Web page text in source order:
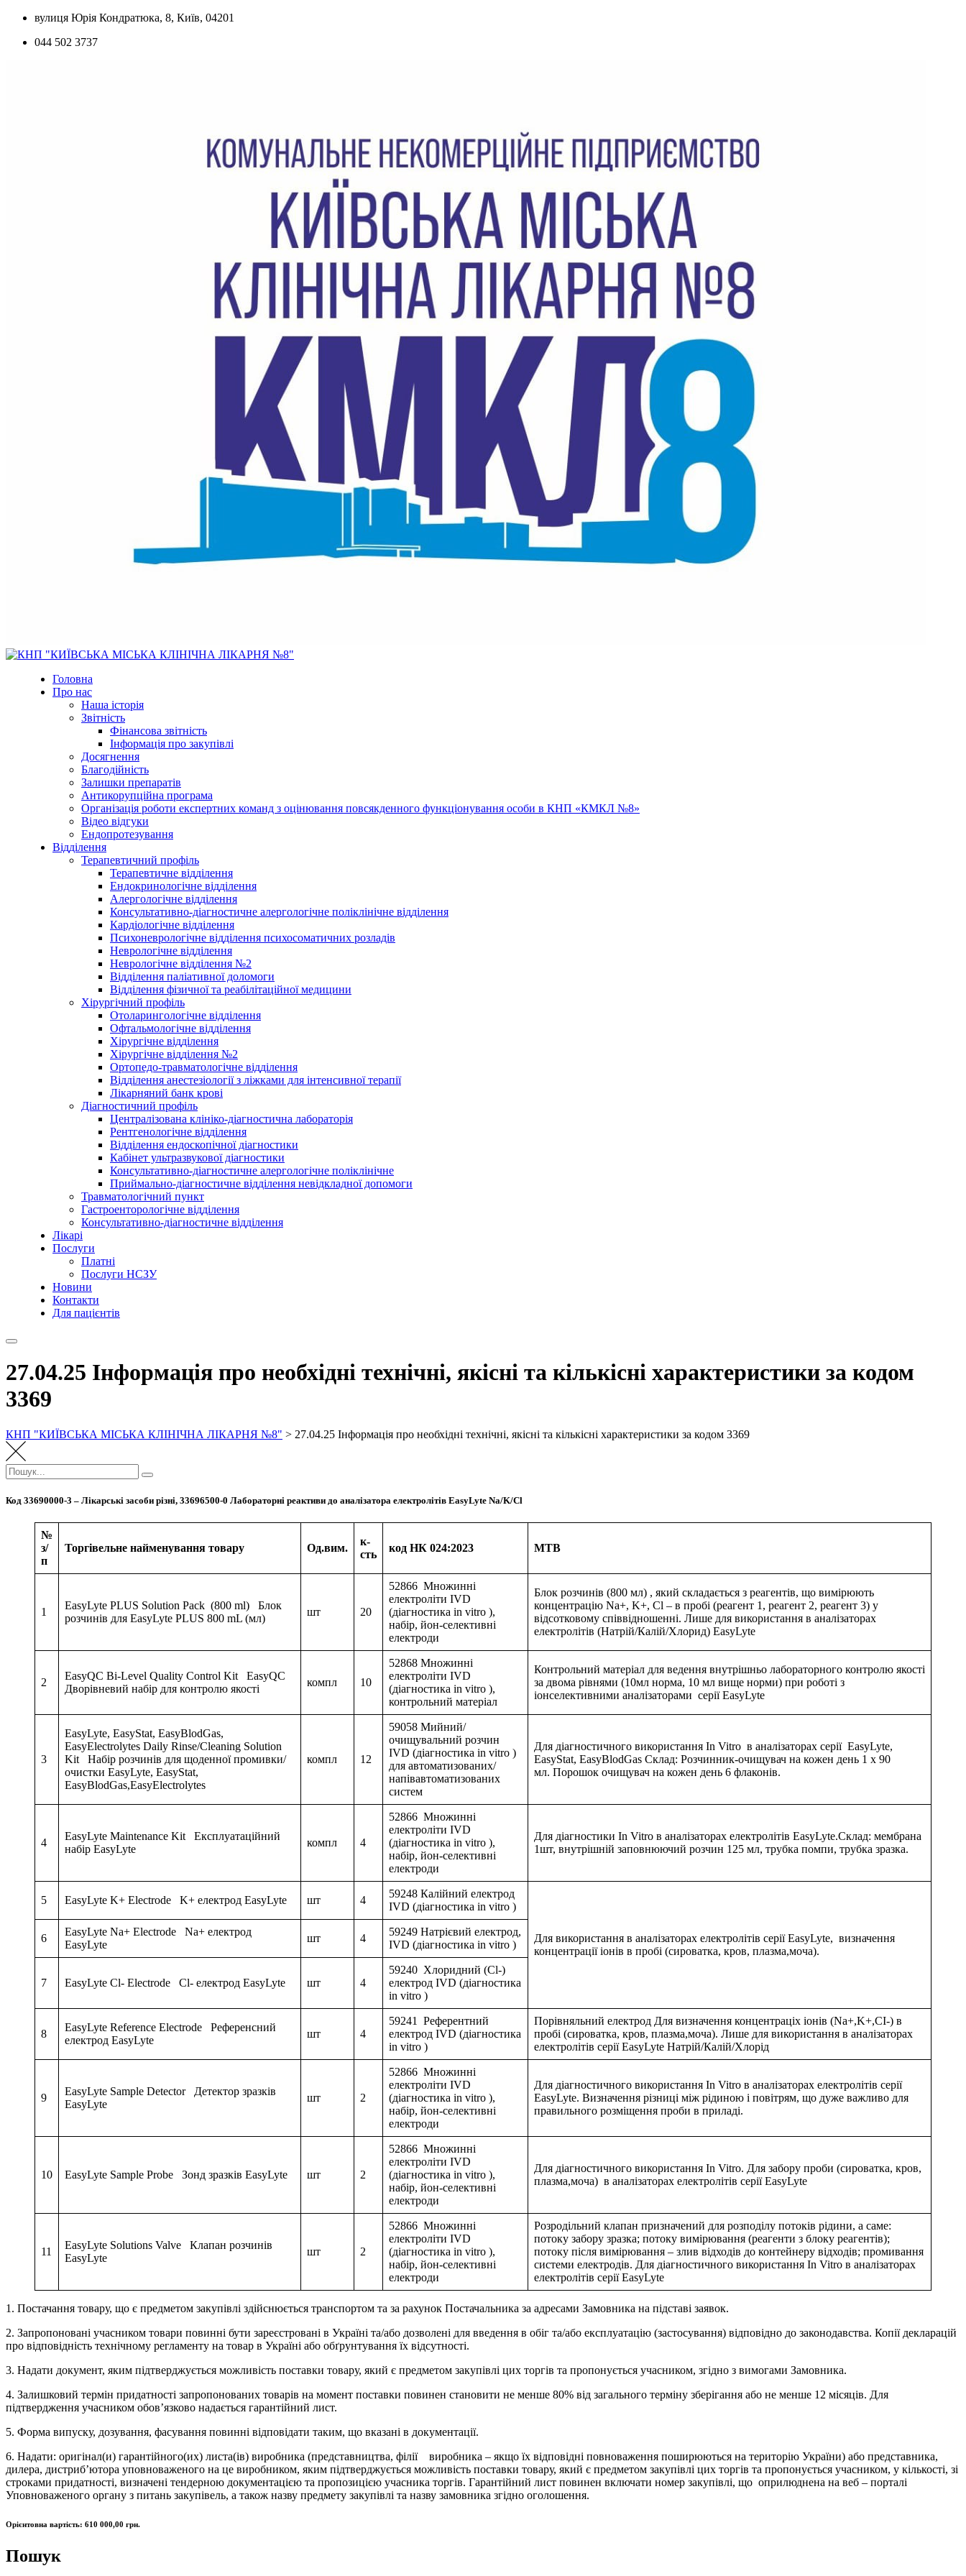
Skip
content
вулиця Юрія Кондратюка, 8, Київ, 04201
044 502 3737
Головна
Про нас
Наша історія
Звітність
Фінансова звітність
Інформація про закупівлі
Досягнення
Благодійність
Залишки препаратів
Антикорупційна програма
Організація роботи експертних команд з оцінювання повсякденного функціонування особи в КНП «КМКЛ №8»
Відео відгуки
Ендопротезування
Відділення
Терапевтичний профіль
Терапевтичне відділення
Ендокринологічне відділення
Алергологічне відділення
Консультативно-діагностичне алергологічне поліклінічне відділення
Кардіологічне відділення
Психоневрологічне відділення психосоматичних розладів
Неврологічне відділення
Неврологічне відділення №2
Відділення паліативної доломоги
Відділення фізичної та реабілітаційної медицини
Хірургічний профіль
Отоларингологічне відділення
Офтальмологічне відділення
Хірургічне відділення
Хірургічне відділення №2
Ортопедо-травматологічне відділення
Відділення анестезіології з ліжками для інтенсивної терапії
Лікарняний банк крові
Діагностичний профіль
Централізована клініко-діагностична лабораторія
Рентгенологічне відділення
Відділення ендоскопічної діагностики
Кабінет ультразвукової діагностики
Консультативно-діагностичне алергологічне поліклінічне
Приймально-діагностичне відділення невідкладної допомоги
Травматологічний пункт
Гастроенторологічне відділення
Консультативно-діагностичне відділення
Лікарі
Послуги
Платні
Послуги НСЗУ
Новини
Контакти
Для пацієнтів
27.04.25 Інформація про необхідні технічні, якісні та кількісні характеристики за кодом
3369
КНП "КИЇВСЬКА МІСЬКА КЛІНІЧНА ЛІКАРНЯ №8" > 27.04.25 Інформація про необхідні технічні, якісні та кількісні характеристики за кодом 3369
Пошук:
Пошук
Код 33690000-3 – Лікарські засоби різні, 33696500-0 Лабораторні реактиви до аналізатора електролітів EasyLyte Na/K/Cl
№
з/
п
Торгівельне найменування товару Од.вим.
к-
сть
код НК 024:2023 МТВ
1
EasyLyte PLUS Solution Pack (800 ml) Блок
розчинів для EasyLyte PLUS 800 mL (мл)
шт 20
52866 Множинні
електроліти IVD
(діагностика in vitro ),
набір, йон-селективні
електроди
Блок розчинів (800 мл) , який складається з реагентів, що вимірюють
концентрацію Nа+, K+, Cl – в пробі (реагент 1, реагент 2, реагент 3) у
відсотковому співвідношенні. Лише для використання в аналізаторах
електролітів (Натрій/Калій/Хлорид) EasyLyte
2
EasyQC Bi-Level Quality Control Kit EasyQC
Дворівневий нaбіp для контролю якості
компл 10
52868 Множинні
електроліти IVD
(діагностика in vitro ),
контрольний матеріал
Контрольний матеріал для ведення внутрішньо лабораторного контролю якості
за двома рівнями (10мл норма, 10 мл вище норми) при роботі з
іонселективними аналізаторами серії EasyLyte
3
EasyLyte, EasyStat, EasyBlodGas,
EasyElectrolytes Daily Rinse/Cleaning Solution
Kit Набір розчинів для щоденної промивки/
очистки EasyLyte, EasyStat,
EasyBlodGas,EasyElectrolytes
компл 12
59058 Мийний/
очищувальний розчин
IVD (діагностика in vitro )
для автоматизованих/
напівавтоматизованих
систем
Для діагностичного використання In Vitro в аналізаторах серії EasyLyte,
EasyStat, EasyBlodGas Склад: Розчинник-очищувач на кожен день 1 х 90
мл. Порошок очищувач на кожен день 6 флаконів.
4
EasyLyte Maintenance Kit Експлуатаційний
набір EasyLyte
компл 4
52866 Множинні
електроліти IVD
(діагностика in vitro ),
набір, йон-селективні
електроди
Для діагностики In Vitro в аналізаторах електролітів EasyLyte.Склад: мембрана
1шт, внутрішній заповнюючий розчин 125 мл, трубка помпи, трубка зразка.
5 EasyLyte K+ Electrode K+ електрод EasyLyte шт 4
59248 Калійний електрод
IVD (діагностика in vitro )
Для використання в аналізаторах електролітів серії EasyLyte, визначення
концентрації іонів в пробі (сироватка, кров, плазма,моча).
6
EasyLyte Na+ Electrode Na+ електрод
EasyLyte
шт 4
59249 Натрієвий електрод,
IVD (діагностика in vitro )
7 EasyLyte Cl- Electrode Cl- електрод EasyLyte шт 4
59240 Хлоридний (Cl-)
електрод IVD (діагностика
in vitro )
8
EasyLyte Reference Electrode Референсний
електрод EasyLyte
шт 4
59241 Референтний
електрод IVD (діагностика
in vitro )
Порівняльний електрод Для визначення концентраціх іонів (Na+,K+,CІ-) в
пробі (сироватка, кров, плазма,моча). Лише для використання в аналізаторах
електролітів серії EasyLyte Натрій/Калій/Хлорід
9
EasyLyte Sample Detector Детектор зразків
EasyLyte
шт 2
52866 Множинні
електроліти IVD
(діагностика in vitro ),
набір, йон-селективні
електроди
Для діагностичного використання In Vitro в аналізаторах електролітів серії
EasyLyte. Визначення рiзниці мiж рiдиною i повiтрям, що дуже важливо для
правильного розмiщення проби в приладі.
10 EasyLyte Sample Probe Зонд зразків EasyLyte шт 2
52866 Множинні
електроліти IVD
(діагностика in vitro ),
набір, йон-селективні
електроди
Для діагностичного використання In Vitro. Для забору проби (сироватка, кров,
плазма,моча) в аналізаторах електролітів серії EasyLyte
11
EasyLyte Solutions Valve Клапан розчинів
EasyLyte
шт 2
52866 Множинні
електроліти IVD
(діагностика in vitro ),
набір, йон-селективні
електроди
Розродільний клапан призначений для розподілу потоків рідини, а саме:
потоку забору зразка; потоку вимірювання (реагенти з блоку реагентів);
потоку після вимірювання – злив відходів до контейнеру відходів; промивання
системи електродів. Для діагностичного використання In Vitro в аналізаторах
електролітів серії EasyLyte
1. Постачання товару, що є предметом закупівлі здійснюється транспортом та за рахунок Постачальника за адресами Замовника на підставі заявок.
2. Запропоновані учасником товари повинні бути зареєстровані в Україні та/або дозволені для введення в обіг та/або експлуатацію (застосування) відповідно до законодавства. Копії декларацій
про відповідність технічному регламенту на товар в Україні або обґрунтування їх відсутності.
3. Надати документ, яким підтверджується можливість поставки товару, який є предметом закупівлі цих торгів та пропонується учасником, згідно з вимогами Замовника.
4. Залишковий термін придатності запропонованих товарів на момент поставки повинен становити не менше 80% від загального терміну зберігання або не менше 12 місяців. Для
підтвердження учасником обов’язково надається гарантійний лист.
5. Форма випуску, дозування, фасування повинні відповідати таким, що вказані в документації.
6. Надати: оригінал(и) гарантійного(их) листа(ів) виробника (представництва, філії виробника – якщо їх відповідні повноваження поширюються на територію України) або представника,
дилера, дистриб’ютора уповноваженого на це виробником, яким підтверджується можливість поставки товару, який є предметом закупівлі цих торгів та пропонується учасником, у кількості, зі
строками придатності, визначені тендерною документацією та пропозицією учасника торгів. Гарантійний лист повинен включати номер закупівлі, що оприлюднена на веб – порталі
Уповноваженого органу з питань закупівель, а також назву предмету закупівлі та назву замовника згідно оголошення.
Орієнтовна вартість: 610 000,00 грн.
Пошук